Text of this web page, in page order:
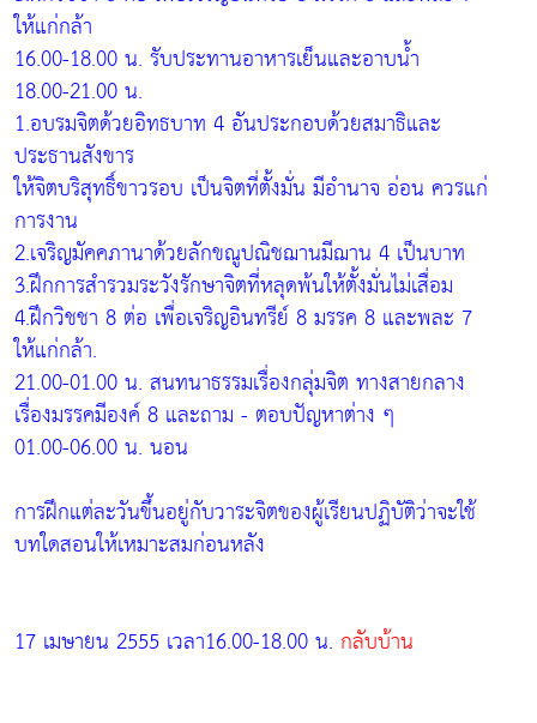
ให้แก่กล้า
16.00-18.00 น. รับประทานอาหารเย็นและอาบน้ำ
18.00-21.00 น.
1.อบรมจิตด้วยอิทธบาท 4 อันประกอบด้วยสมาธิและ
ประธานสังขาร
ให้จิตบริสุทธิ์ขาวรอบ เป็นจิตที่ตั้งมั่น มีอำนาจ อ่อน ควรแก่
การงาน
2.เจริญมัคคภานาด้วยลักขณูปณิชฌานมีฌาน 4 เป็นบาท
3.ฝึกการสำรวมระวังรักษาจิตที่หลุดพ้นให้ตั้งมั่นไม่เสื่อม
4.ฝึกวิชชา 8 ต่อ เพื่อเจริญอินทรีย์ 8 มรรค 8 และพละ 7
ให้แก่กล้า.
21.00-01.00 น. สนทนาธรรมเรื่องกลุ่มจิต ทางสายกลาง
เรื่องมรรคมีองค์ 8 และถาม - ตอบปัญหาต่าง ๆ
01.00-06.00 น. นอน
การฝึกแต่ละวันขึ้นอยู่กับวาระจิตของผู้เรียนปฏิบัติว่าจะใช้
บทใดสอนให้เหมาะสมก่อนหลัง
17 เมษายน 2555 เวลา16.00-18.00 น. กลับบ้าน